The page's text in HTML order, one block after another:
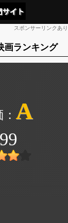
スポンサーリンクあり
画ランキング
A